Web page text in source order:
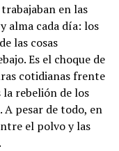
en las
alma cada día: los
las cosas
Es el choque de
cotidianas frente
la rebelión de los
A pesar de todo, en
el polvo y las